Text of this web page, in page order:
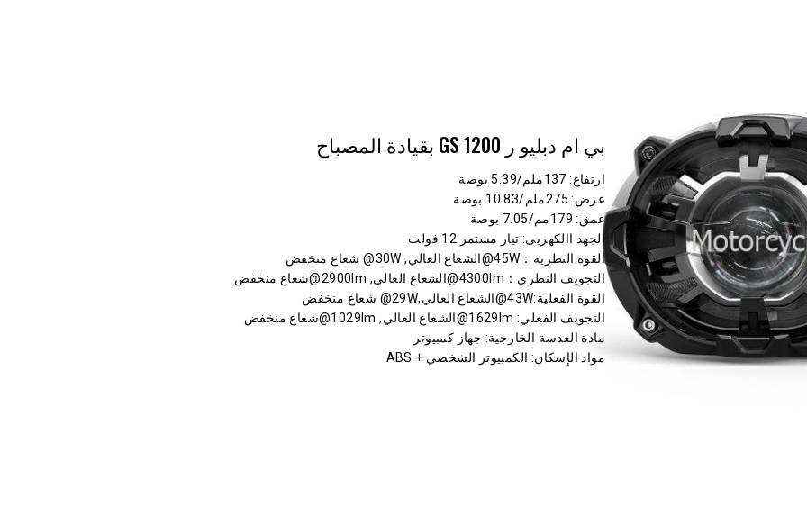
بي ام دبليو ر 1200 GS بقيادة المصباح
ارتفاع: 137ملم/5.39 بوصة
عرض: 275ملم/10.83 بوصة
عمق: 179مم/7.05 بوصة
الجهد االكهربى: تيار مستمر 12 فولت
القوة النظرية ：45W@الشعاع العالي, 30W@ شعاع منخفض
التجويف النظري ：4300lm@الشعاع العالي, 2900lm@شعاع منخفض
القوة الفعلية:43W@الشعاع العالي,29W@ شعاع منخفض
التجويف الفعلي: 1629lm@الشعاع العالي, 1029lm@شعاع منخفض
مادة العدسة الخارجية: جهاز كمبيوتر
مواد الإسكان: الكمبيوتر الشخصي + ABS